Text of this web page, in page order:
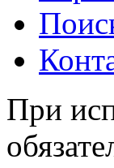
При